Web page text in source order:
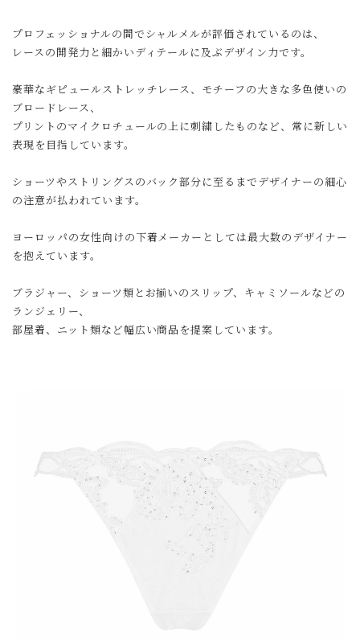
プロフェッショナルの間でシャルメルが評価されているのは、
レースの開発力と細かいディテールに及ぶデザイン力です。
豪華なギピュールストレッチレース、モチーフの大きな多色使いの
ブロードレース、
プリントのマイクロチュールの上に刺繍したものなど、常に新しい
表現を目指しています。
ショーツやストリングスのバック部分に至るまでデザイナーの細心
の注意が払われています。
ヨーロッパの女性向けの下着メーカーとしては最大数のデザイナー
を抱えています。
ブラジャー、ショーツ類とお揃いのスリップ、キャミソールなどの
ランジェリー、
部屋着、ニット類など幅広い商品を提案しています。